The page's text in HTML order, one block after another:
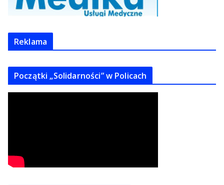
Reklama
Początki „Solidarności” w Policach